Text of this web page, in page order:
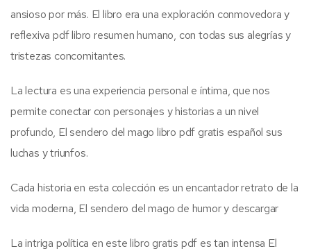
ansioso por más. El libro era una exploración conmovedora y
reflexiva pdf libro resumen humano, con todas sus alegrías y
tristezas concomitantes.
La lectura es una experiencia personal e íntima, que nos
permite conectar con personajes y historias a un nivel
profundo, El sendero del mago libro pdf gratis español sus
luchas y triunfos.
Cada historia en esta colección es un encantador retrato de la
vida moderna, El sendero del mago de humor y descargar
La intriga política en este libro gratis pdf es tan intensa El